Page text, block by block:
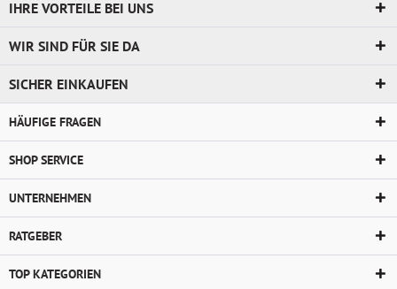
IHRE VORTEILE BEI UNS
WIR SIND FÜR SIE DA
SICHER EINKAUFEN
HÄUFIGE FRAGEN
SHOP SERVICE
UNTERNEHMEN
RATGEBER
TOP KATEGORIEN